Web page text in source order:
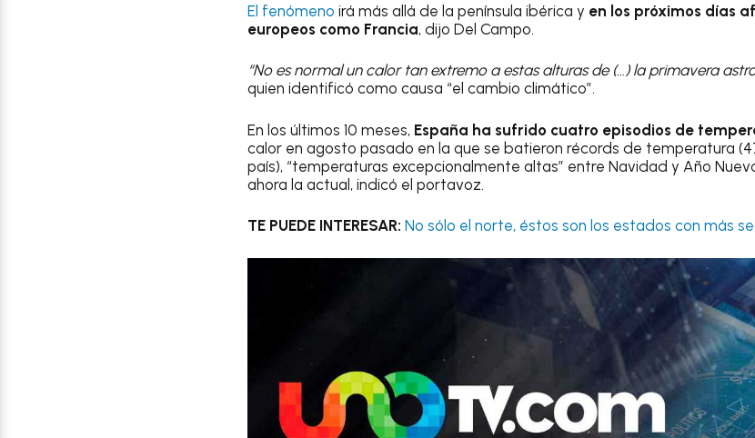
El fenómeno irá más allá de la península ibérica y en los próximos días
europeos como Francia, dijo Del Campo.
“No es normal un calor tan extremo a estas alturas de (…) la primavera
quien identificó como causa “el cambio climático”.
En los últimos 10 meses, España ha sufrido cuatro episodios de
calor en agosto pasado en la que se batieron récords de temperatura
país), “temperaturas excepcionalmente altas” entre Navidad y Año
ahora la actual, indicó el portavoz.
TE PUEDE INTERESAR: No sólo el norte, éstos son los estados con más